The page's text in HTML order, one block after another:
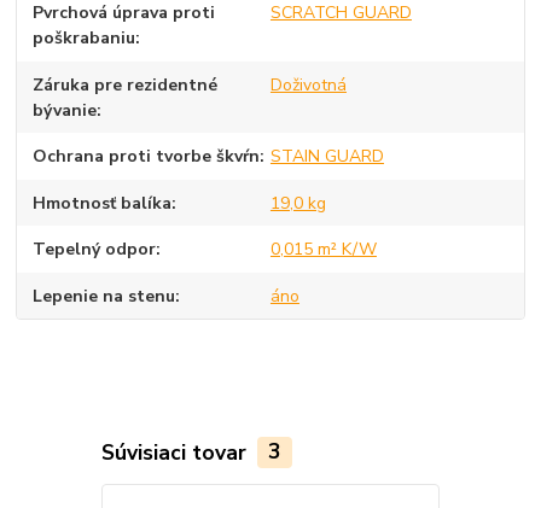
Pvrchová úprava proti
poškrabaniu
SCRATCH GUARD
Záruka pre rezidentné
bývanie
Doživotná
Ochrana proti tvorbe škvŕn STAIN GUARD
Hmotnosť balíka 19,0 kg
Tepelný odpor 0,015 m² K/W
Lepenie na stenu áno
Súvisiaci tovar 3